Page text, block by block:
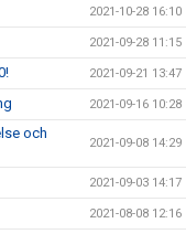
2021-10-28 16:10
2021-09-28 11:15
2021-09-21 13:47
2021-09-16 10:28
och
2021-09-08 14:29
2021-09-03 14:17
2021-08-08 12:16